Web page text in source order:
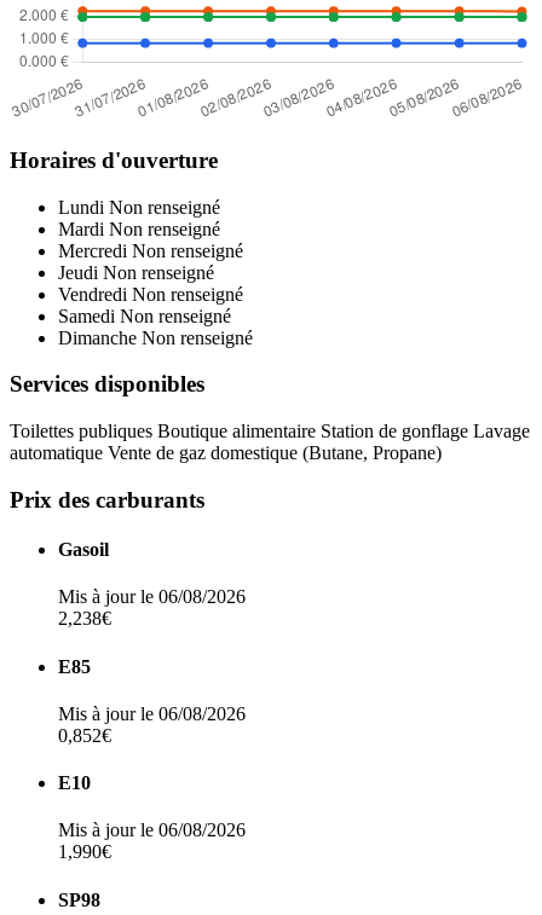
Horaires d'ouverture
Lundi Non renseigné
Mardi Non renseigné
Mercredi Non renseigné
Jeudi Non renseigné
Vendredi Non renseigné
Samedi Non renseigné
Dimanche Non renseigné
Services disponibles
Toilettes publiques Boutique alimentaire Station de gonflage Lavage
automatique Vente de gaz domestique (Butane, Propane)
Prix des carburants
Gasoil
Mis à jour le 06/08/2026
2,238€
E85
Mis à jour le 06/08/2026
0,852€
E10
Mis à jour le 06/08/2026
1,990€
SP98